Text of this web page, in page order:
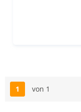
Seite
1 von 1